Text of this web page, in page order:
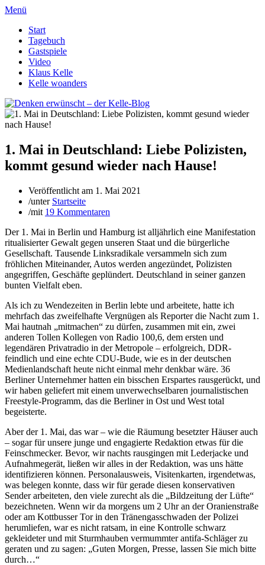
Menü
Start
Tagebuch
Gastspiele
Video
Klaus Kelle
Kelle woanders
1. Mai in Deutschland: Liebe Polizisten,
kommt gesund wieder nach Hause!
Veröffentlicht am 1. Mai 2021
/unter Startseite
/mit 19 Kommentaren
Der 1. Mai in Berlin und Hamburg ist alljährlich eine Manifestation
ritualisierter Gewalt gegen unseren Staat und die bürgerliche
Gesellschaft. Tausende Linksradikale versammeln sich zum
fröhlichen Miteinander, Autos werden angezündet, Polizisten
angegriffen, Geschäfte geplündert. Deutschland in seiner ganzen
bunten Vielfalt eben.
Als ich zu Wendezeiten in Berlin lebte und arbeitete, hatte ich
mehrfach das zweifelhafte Vergnügen als Reporter die Nacht zum 1.
Mai hautnah „mitmachen“ zu dürfen, zusammen mit ein, zwei
anderen Tollen Kollegen von Radio 100,6, dem ersten und
legendären Privatradio in der Metropole – erfolgreich, DDR-
feindlich und eine echte CDU-Bude, wie es in der deutschen
Medienlandschaft heute nicht einmal mehr denkbar wäre. 36
Berliner Unternehmer hatten ein bisschen Erspartes rausgerückt, und
wir haben geliefert mit einem unverwechselbaren journalistischen
Freestyle-Programm, das die Berliner in Ost und West total
begeisterte.
Aber der 1. Mai, das war – wie die Räumung besetzter Häuser auch
– sogar für unsere junge und engagierte Redaktion etwas für die
Feinschmecker. Bevor, wir nachts rausgingen mit Lederjacke und
Aufnahmegerät, ließen wir alles in der Redaktion, was uns hätte
identifizieren können. Personalausweis, Visitenkarten, irgendetwas,
was belegen konnte, dass wir für gerade diesen konservativen
Sender arbeiteten, den viele zurecht als die „Bildzeitung der Lüfte“
bezeichneten. Wenn wir da morgens um 2 Uhr an der Oranienstraße
oder am Kottbusser Tor in den Tränengasschwaden der Polizei
herumliefen, war es nicht ratsam, in eine Kontrolle schwarz
gekleideter und mit Sturmhauben vermummter antifa-Schläger zu
geraten und zu sagen: „Guten Morgen, Presse, lassen Sie mich bitte
durch…“